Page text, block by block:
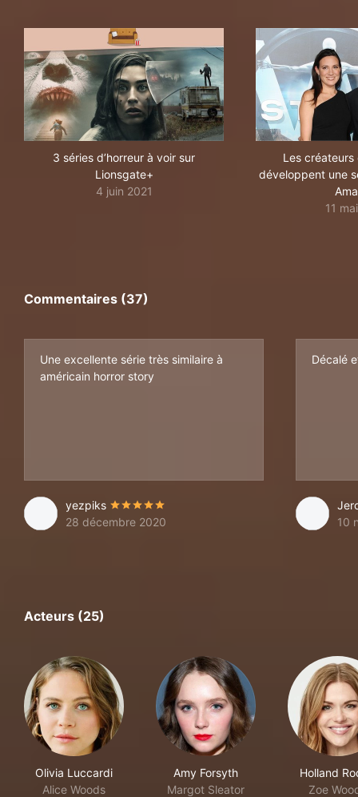
3 séries d’horreur à voir sur
Lionsgate+
4 juin 2021
Les
développent une
11
Commentaires (37)
Une excellente série très similaire à
américain horror story
yezpiks
28 décembre 2020
Décalé
10
Acteurs (25)
Olivia Luccardi
Alice Woods
Amy Forsyth
Margot Sleator
Holland
Zoe